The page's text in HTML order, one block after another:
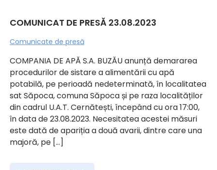
COMUNICAT DE PRESĂ 23.08.2023
Comunicate de presă
COMPANIA DE APĂ S.A. BUZĂU anunță demararea
procedurilor de sistare a alimentării cu apă
potabilă, pe perioadă nedeterminată, în localitatea
sat Săpoca, comuna Săpoca și pe raza localităților
din cadrul U.A.T. Cernătești, începând cu ora 17:00,
în data de 23.08.2023. Necesitatea acestei măsuri
este dată de apariția a două avarii, dintre care una
majoră, pe […]